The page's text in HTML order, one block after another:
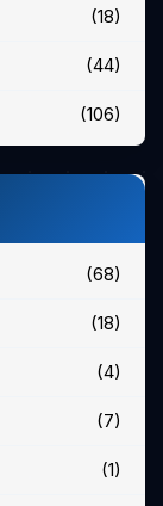
(18)
(44)
(106)
(68)
(18)
(4)
(7)
(1)